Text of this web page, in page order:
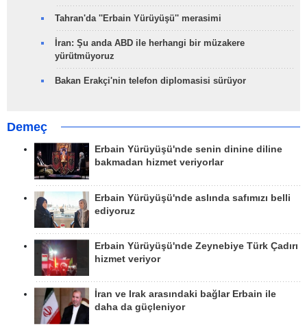
Tahran'da ''Erbain Yürüyüşü'' merasimi
İran: Şu anda ABD ile herhangi bir müzakere
yürütmüyoruz
Bakan Erakçi'nin telefon diplomasisi sürüyor
Demeç
Erbain Yürüyüşü'nde senin dinine diline
bakmadan hizmet veriyorlar
Erbain Yürüyüşü'nde aslında safımızı belli
ediyoruz
Erbain Yürüyüşü'nde Zeynebiye Türk Çadırı
hizmet veriyor
İran ve Irak arasındaki bağlar Erbain ile
daha da güçleniyor